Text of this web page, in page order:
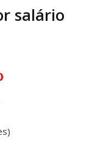
salário